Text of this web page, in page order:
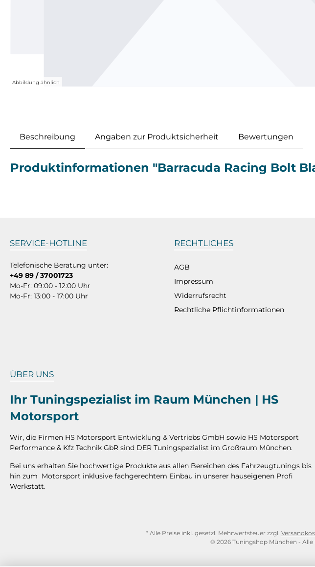
Abbildung ähnlich
Beschreibung Angaben zur Produktsicherheit Bewertungen
Produktinformationen "Barracuda Racing Bolt
SERVICE-HOTLINE
Telefonische Beratung unter:
+49 89 / 37001723
Mo-Fr: 09:00 - 12:00 Uhr
Mo-Fr: 13:00 - 17:00 Uhr
RECHTLICHES
AGB
Impressum
Widerrufsrecht
Rechtliche Pflichtinformationen
ÜBER UNS
Ihr Tuningspezialist im Raum München | HS
Motorsport
Wir, die Firmen HS Motorsport Entwicklung & Vertriebs GmbH sowie HS Motorsport
Performance & Kfz Technik GbR sind DER Tuningspezialist im Großraum München.
Bei uns erhalten Sie hochwertige Produkte aus allen Bereichen des Fahrzeugtunings bis
hin zum Motorsport inklusive fachgerechtem Einbau in unserer hauseigenen Profi
Werkstatt.
* Alle Preise inkl. gesetzl. Mehrwertsteuer zzgl.
© 2026 Tuningshop München -